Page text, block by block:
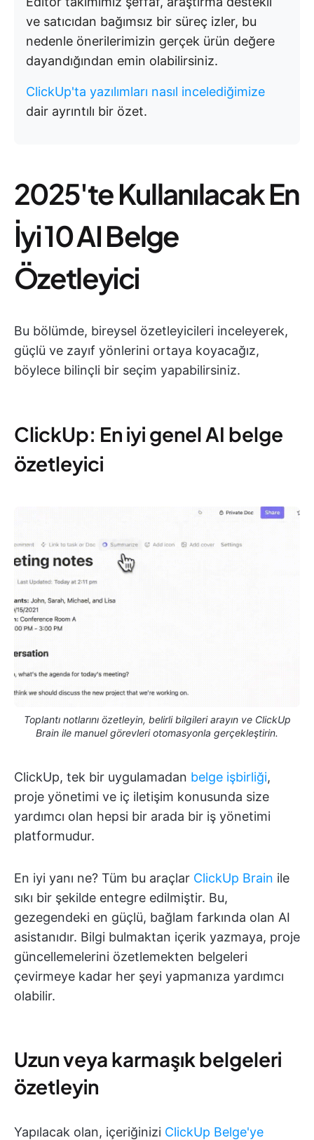
ve satıcıdan bağımsız bir süreç izler, bu
nedenle önerilerimizin gerçek ürün değere
dayandığından emin olabilirsiniz.
ClickUp'ta yazılımları nasıl incelediğimize
dair ayrıntılı bir özet.
2025'te Kullanılacak En
İyi 10 AI Belge
Özetleyici
Bu bölümde, bireysel özetleyicileri inceleyerek,
güçlü ve zayıf yönlerini ortaya koyacağız,
böylece bilinçli bir seçim yapabilirsiniz.
ClickUp: En iyi genel AI belge
özetleyici
Toplantı notlarını özetleyin, belirli bilgileri arayın ve ClickUp
Brain ile manuel görevleri otomasyonla gerçekleştirin.
ClickUp, tek bir uygulamadan belge işbirliği,
proje yönetimi ve iç iletişim konusunda size
yardımcı olan hepsi bir arada bir iş yönetimi
platformudur.
En iyi yanı ne? Tüm bu araçlar ClickUp Brain ile
sıkı bir şekilde entegre edilmiştir. Bu,
gezegendeki en güçlü, bağlam farkında olan AI
asistanıdır. Bilgi bulmaktan içerik yazmaya, proje
güncellemelerini özetlemekten belgeleri
çevirmeye kadar her şeyi yapmanıza yardımcı
olabilir.
Uzun veya karmaşık belgeleri
özetleyin
Yapılacak olan, içeriğinizi ClickUp Belge'ye